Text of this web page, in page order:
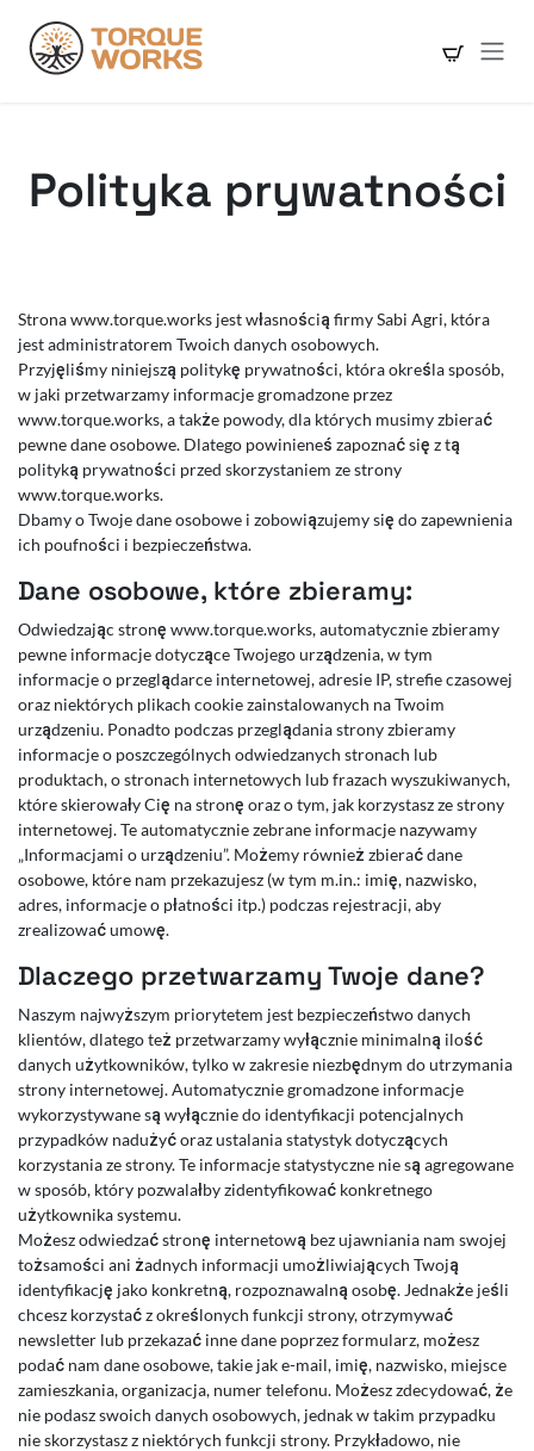
Polityka prywatności
Strona www.torque.works jest własnością firmy Sabi Agri, która
jest administratorem Twoich danych osobowych.
Przyjęliśmy niniejszą politykę prywatności, która określa sposób,
w jaki przetwarzamy informacje gromadzone przez
www.torque.works, a także powody, dla których musimy zbierać
pewne dane osobowe. Dlatego powinieneś zapoznać się z tą
polityką prywatności przed skorzystaniem ze strony
www.torque.works.
Dbamy o Twoje dane osobowe i zobowiązujemy się do zapewnienia
ich poufności i bezpieczeństwa.
Dane osobowe, które zbieramy:
Odwiedzając stronę www.torque.works, automatycznie zbieramy
pewne informacje dotyczące Twojego urządzenia, w tym
informacje o przeglądarce internetowej, adresie IP, strefie czasowej
oraz niektórych plikach cookie zainstalowanych na Twoim
urządzeniu. Ponadto podczas przeglądania strony zbieramy
informacje o poszczególnych odwiedzanych stronach lub
produktach, o stronach internetowych lub frazach wyszukiwanych,
które skierowały Cię na stronę oraz o tym, jak korzystasz ze strony
internetowej. Te automatycznie zebrane informacje nazywamy
„Informacjami o urządzeniu”. Możemy również zbierać dane
osobowe, które nam przekazujesz (w tym m.in.: imię, nazwisko,
adres, informacje o płatności itp.) podczas rejestracji, aby
zrealizować umowę.
Dlaczego przetwarzamy Twoje dane?
Naszym najwyższym priorytetem jest bezpieczeństwo danych
klientów, dlatego też przetwarzamy wyłącznie minimalną ilość
danych użytkowników, tylko w zakresie niezbędnym do utrzymania
strony internetowej. Automatycznie gromadzone informacje
wykorzystywane są wyłącznie do identyfikacji potencjalnych
przypadków nadużyć oraz ustalania statystyk dotyczących
korzystania ze strony. Te informacje statystyczne nie są agregowane
w sposób, który pozwalałby zidentyfikować konkretnego
użytkownika systemu.
Możesz odwiedzać stronę internetową bez ujawniania nam swojej
tożsamości ani żadnych informacji umożliwiających Twoją
identyfikację jako konkretną, rozpoznawalną osobę. Jednakże jeśli
chcesz korzystać z określonych funkcji strony, otrzymywać
newsletter lub przekazać inne dane poprzez formularz, możesz
podać nam dane osobowe, takie jak e-mail, imię, nazwisko, miejsce
zamieszkania, organizacja, numer telefonu. Możesz zdecydować, że
nie podasz swoich danych osobowych, jednak w takim przypadku
nie skorzystasz z niektórych funkcji strony. Przykładowo, nie